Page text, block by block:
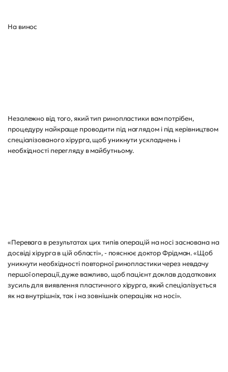
На винос
Незалежно від того, який тип ринопластики вам потрібен,
процедуру найкраще проводити під наглядом і під керівництвом
спеціалізованого хірурга, щоб уникнути ускладнень і
необхідності перегляду в майбутньому.
«Перевага в результатах цих типів операцій на носі заснована на
досвіді хірурга в цій області», - пояснює доктор Фрідман. «Щоб
уникнути необхідності повторної ринопластики через невдачу
першої операції, дуже важливо, щоб пацієнт доклав додаткових
зусиль для виявлення пластичного хірурга, який спеціалізується
як на внутрішніх, так і на зовнішніх операціях на носі».